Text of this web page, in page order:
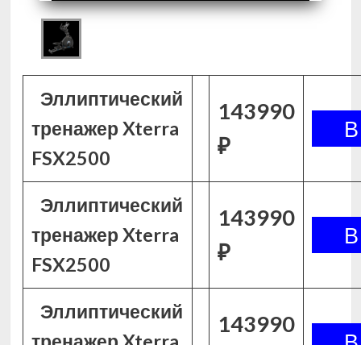
Эллиптический
тренажер Xterra
FSX2500
143990
₽
Эллиптический
тренажер Xterra
FSX2500
143990
₽
Эллиптический
143990